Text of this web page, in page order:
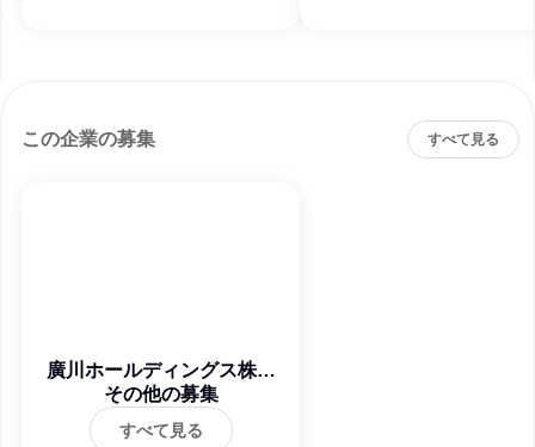
この企業の募集 すべて見る
廣川ホールディングス株式
会社
その他の募集
すべて見る